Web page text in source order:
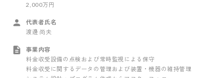
2,000万円
代表者氏名
渡邊 尚夫
事業内容
料金収受設備の点検および常時監視による保守
料金収受に関するデータの管理および装置・機器の維持管理